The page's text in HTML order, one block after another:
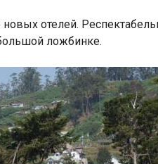
отелей.
ложбинке.